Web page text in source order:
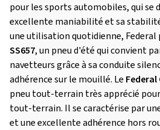
pour les sports automobiles, qui se
excellente maniabilité et sa
une utilisation quotidienne, Federal
SS657, un pneu d'été qui convient
navetteurs grâce à sa conduite
adhérence sur le mouillé. Le
pneu tout-terrain très apprécié pour
tout-terrain. Il se caractérise par
et une excellente adhérence hors